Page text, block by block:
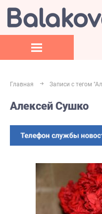
Главная Записи с тегом
Алексей Сушко